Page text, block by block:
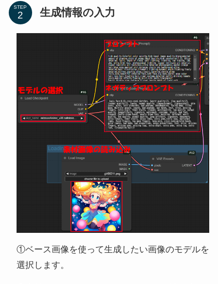
STEP 生成情報の入力
①ベース画像を使って生成したい画像のモデルを
選択します。